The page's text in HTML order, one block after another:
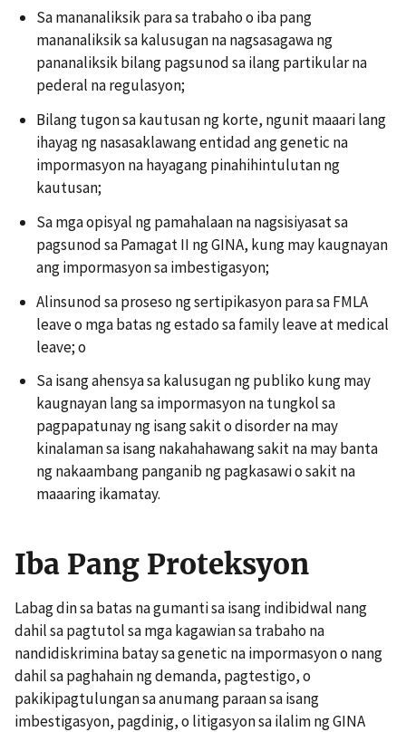
Sa mananaliksik para sa trabaho o iba pang
mananaliksik sa kalusugan na nagsasagawa ng
pananaliksik bilang pagsunod sa ilang partikular na
pederal na regulasyon;
Bilang tugon sa kautusan ng korte, ngunit maaari lang
ihayag ng nasasaklawang entidad ang genetic na
impormasyon na hayagang pinahihintulutan ng
kautusan;
Sa mga opisyal ng pamahalaan na nagsisiyasat sa
pagsunod sa Pamagat II ng GINA, kung may kaugnayan
ang impormasyon sa imbestigasyon;
Alinsunod sa proseso ng sertipikasyon para sa FMLA
leave o mga batas ng estado sa family leave at medical
leave; o
Sa isang ahensya sa kalusugan ng publiko kung may
kaugnayan lang sa impormasyon na tungkol sa
pagpapatunay ng isang sakit o disorder na may
kinalaman sa isang nakahahawang sakit na may banta
ng nakaambang panganib ng pagkasawi o sakit na
maaaring ikamatay.
Iba Pang Proteksyon
Labag din sa batas na gumanti sa isang indibidwal nang
dahil sa pagtutol sa mga kagawian sa trabaho na
nandidiskrimina batay sa genetic na impormasyon o nang
dahil sa paghahain ng demanda, pagtestigo, o
pakikipagtulungan sa anumang paraan sa isang
imbestigasyon, pagdinig, o litigasyon sa ilalim ng GINA